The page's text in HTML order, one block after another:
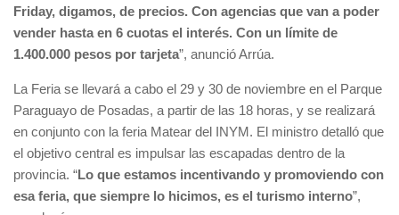
Friday, digamos, de precios. Con agencias que van a poder
vender hasta en 6 cuotas el interés. Con un límite de
1.400.000 pesos por tarjeta”, anunció Arrúa.
La Feria se llevará a cabo el 29 y 30 de noviembre en el Parque
Paraguayo de Posadas, a partir de las 18 horas, y se realizará
en conjunto con la feria Matear del INYM. El ministro detalló que
el objetivo central es impulsar las escapadas dentro de la
provincia. “Lo que estamos incentivando y promoviendo con
esa feria, que siempre lo hicimos, es el turismo interno”,